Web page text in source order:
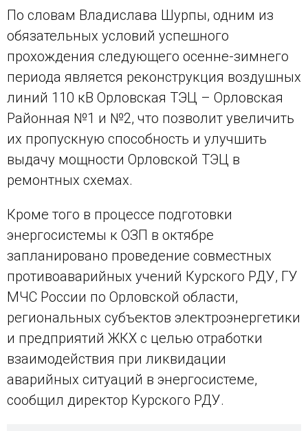
По словам Владислава Шурпы, одним из
обязательных условий успешного
прохождения следующего осенне-зимнего
периода является реконструкция воздушных
линий 110 кВ Орловская ТЭЦ – Орловская
Районная №1 и №2, что позволит увеличить
их пропускную способность и улучшить
выдачу мощности Орловской ТЭЦ в
ремонтных схемах.
Кроме того в процессе подготовки
энергосистемы к ОЗП в октябре
запланировано проведение совместных
противоаварийных учений Курского РДУ, ГУ
МЧС России по Орловской области,
региональных субъектов электроэнергетики
и предприятий ЖКХ с целью отработки
взаимодействия при ликвидации
аварийных ситуаций в энергосистеме,
сообщил директор Курского РДУ.